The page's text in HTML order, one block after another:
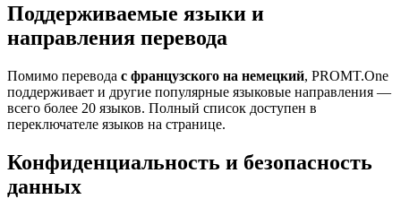
Поддерживаемые языки и
направления перевода
Помимо перевода с французского на немецкий, PROMT.One
поддерживает и другие популярные языковые направления —
всего более 20 языков. Полный список доступен в
переключателе языков на странице.
Конфиденциальность и безопасность
данных